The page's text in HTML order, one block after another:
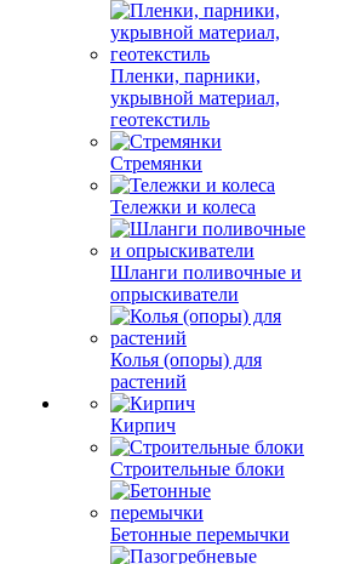
Пленки, парники,
укрывной материал,
геотекстиль
Стремянки
Тележки и колеса
Шланги поливочные и
опрыскиватели
Колья (опоры) для
растений
Кирпич
Строительные блоки
Бетонные перемычки